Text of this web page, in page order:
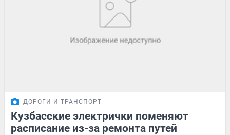
ДОРОГИ И ТРАНСПОРТ
Кузбасские электрички поменяют
расписание из-за ремонта путей